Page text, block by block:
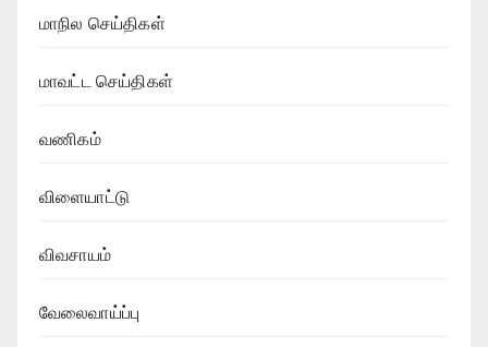
மாநில செய்திகள்
மாவட்ட செய்திகள்
வணிகம்
விளையாட்டு
விவசாயம்
வேலைவாய்ப்பு